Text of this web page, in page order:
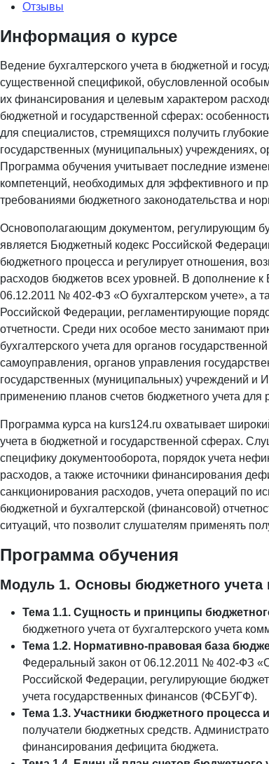
Отзывы
Информация о курсе
Ведение бухгалтерского учета в бюджетной и
существенной спецификой, обусловленной
их финансирования и целевым характером
бюджетной и государственной сферах:
для специалистов, стремящихся получить
государственных (муниципальных) учреждениях,
Программа обучения учитывает последние
компетенций, необходимых для эффективного и
требованиями бюджетного законодательства и
Основополагающим документом, регулирующим
является Бюджетный кодекс Российской
бюджетного процесса и регулирует отношения,
расходов бюджетов всех уровней. В дополнение
06.12.2011 № 402-ФЗ «О бухгалтерском учете», а
Российской Федерации, регламентирующие
отчетности. Среди них особое место занимают
бухгалтерского учета для органов
самоуправления, органов управления
государственных (муниципальных) учреждений и
применению планов счетов бюджетного учета
Программа курса на kurs124.ru охватывает
учета в бюджетной и государственной сферах.
специфику документооборота, порядок учета
расходов, а также источники финансирования
санкционирования расходов, учета операций по
бюджетной и бухгалтерской (финансовой)
ситуаций, что позволит слушателям применять
Программа обучения
Модуль 1. Основы бюджетного учета
Тема 1.1. Сущность и принципы
бюджетного учета от бухгалтерского учета
Тема 1.2. Нормативно-правовая база
Федеральный закон от 06.12.2011 № 402-ФЗ
Российской Федерации, регулирующие
учета государственных финансов (ФСБУГФ).
Тема 1.3. Участники бюджетного процесса
получатели бюджетных средств.
финансирования дефицита бюджета.